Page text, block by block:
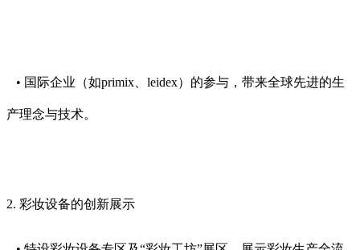
• 国际企业（如primix、leidex）的参与，带来全球先进的生
产理念与技术。
2. 彩妆设备的创新展示